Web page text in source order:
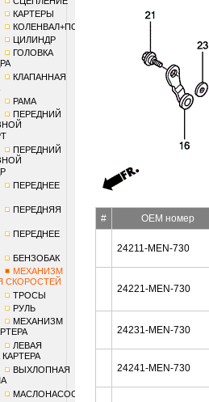
КАРТЕРЫ
КОЛЕНВАЛ+ПОРШЕНЬ
ЦИЛИНДР
ГОЛОВКА
КЛАПАННАЯ
РАМА
ПЕРЕДНИЙ
ПЕРЕДНИЙ
ПЕРЕДНЕЕ
ПЕРЕДНЯЯ
ПЕРЕДНЕЕ
БЕНЗОБАК
МЕХАНИЗМ
СКОРОСТЕЙ
ТРОСЫ
РУЛЬ
МЕХАНИЗМ
ЛЕВАЯ
ВЫХЛОПНАЯ
МАСЛОНАСОС
# OEM номер
24211-MEN-730
24221-MEN-730
24231-MEN-730
24241-MEN-730